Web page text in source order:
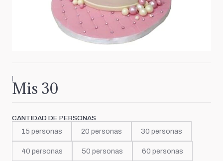
|
Mis 30
CANTIDAD DE PERSONAS
15 personas 20 personas 30 personas
40 personas 50 personas 60 personas